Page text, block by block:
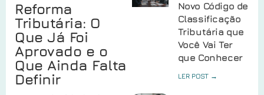
Reforma
Tributária: O
Que Já Foi
Aprovado e o
Que Ainda Falta
Definir
Novo Código de
Classificação
Tributária que
Você Vai Ter
que Conhecer
LER POST →